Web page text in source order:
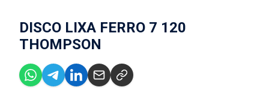
DISCO LIXA FERRO 7 120
THOMPSON